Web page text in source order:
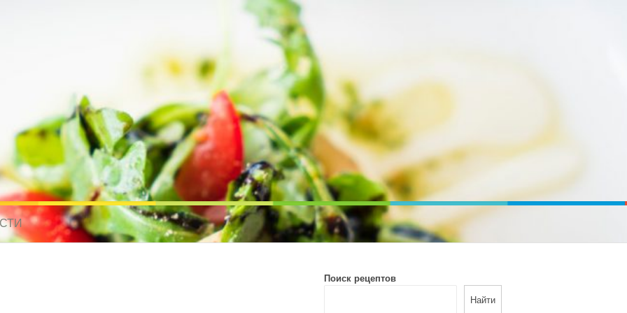
рецепты для всех
РЕЦЕПТЫ ДЛЯ МУЛЬТИВАРКИ. РЕЦЕПТЫ ДЛЯ МИКРОВОЛНОВОЙ ПЕЧИ. ДИЕТИЧЕСКОЕ ПИТАНИЕ
Поиск рецептов
Найти